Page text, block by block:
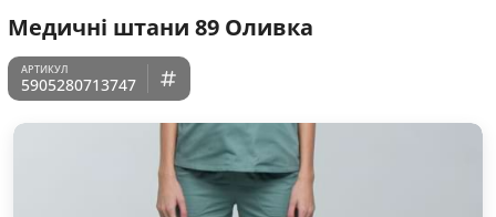
Медичні штани 89 Oливка
5905280713747